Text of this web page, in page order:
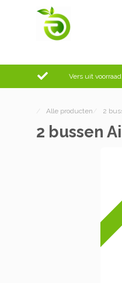
Vers uit
/ Alle producten / 2
2 bussen